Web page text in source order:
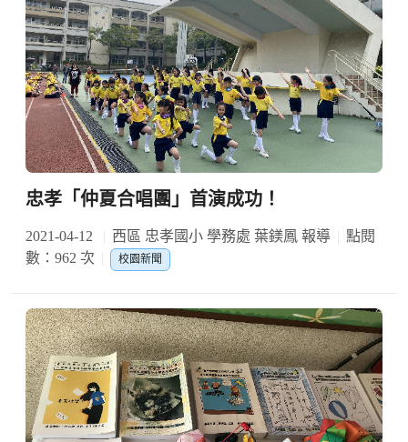
忠孝「仲夏合唱團」首演成功！
2021-04-12 西區 忠孝國小 學務處 葉鎂鳳 報導
點閱
數：962 次
校園新聞